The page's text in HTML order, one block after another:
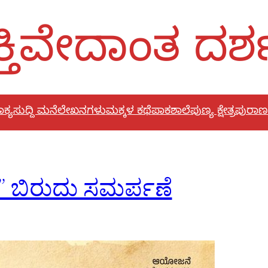
ಸುದ್ದಿ ಮನೆಲೇಖನಗಳುಮಕ್ಕಳ ಕಥೆಪಾಕಶಾಲೆಪುಣ್ಯ ಕ್ಷೇತ್ರ
ಬಿರುದು ಸಮರ್ಪಣೆ